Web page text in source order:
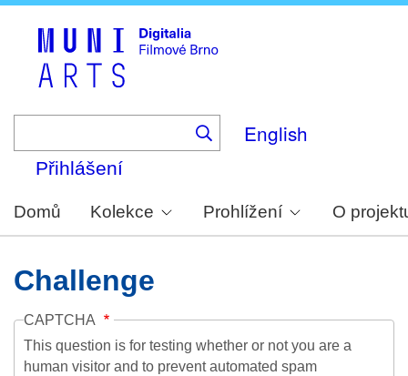
English
Přihlášení
Domů Kolekce Prohlížení O
Challenge
CAPTCHA
This question is for testing whether or not you are a
human visitor and to prevent automated spam